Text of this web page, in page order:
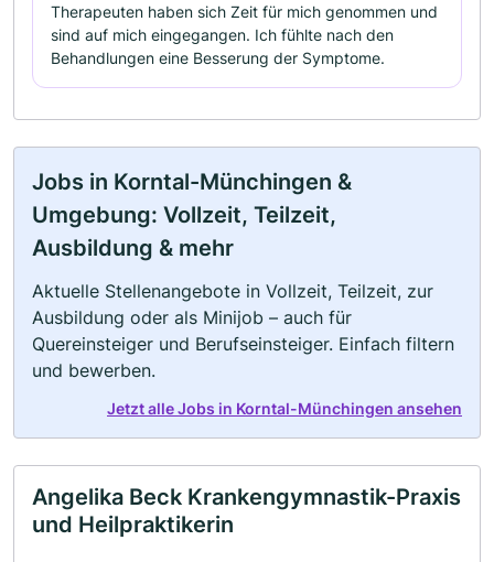
Therapeuten haben sich Zeit für mich genommen und
sind auf mich eingegangen. Ich fühlte nach den
Behandlungen eine Besserung der Symptome.
Jobs in Korntal-Münchingen &
Umgebung: Vollzeit, Teilzeit,
Ausbildung & mehr
Aktuelle Stellenangebote in Vollzeit, Teilzeit, zur
Ausbildung oder als Minijob – auch für
Quereinsteiger und Berufseinsteiger. Einfach filtern
und bewerben.
Jetzt alle Jobs in Korntal-Münchingen ansehen
Angelika Beck Krankengymnastik-Praxis
und Heilpraktikerin